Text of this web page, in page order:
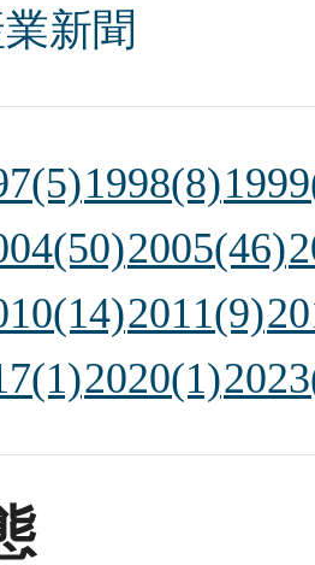
新聞
1998(8)
2005(46)
2011(9)
2020(1)